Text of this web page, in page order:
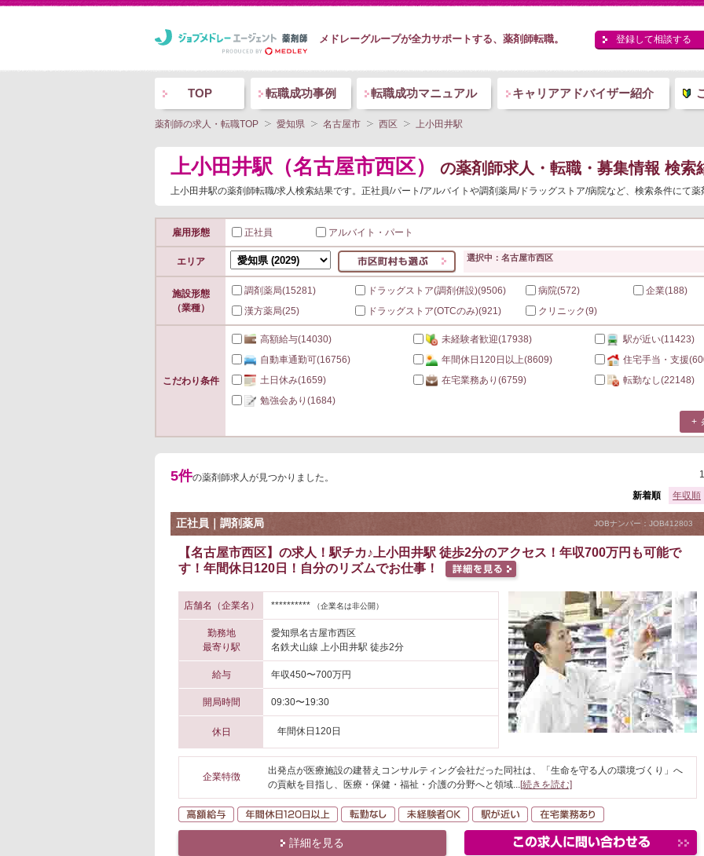
メドレーグループが全力サポートする、薬剤師転職。 登録して相談する
TOP 転職成功事例 転職成功マニュアル キャリアアドバイザー紹介
薬剤師の求人・転職TOP 愛知県 名古屋市 西区 上小田井駅
上小田井駅（名古屋市西区） の薬剤師求人・転職・募集情報 検索
上小田井駅の薬剤師転職/求人検索結果です。正社員/パート/アルバイトや調剤薬局/ドラッグストア/病院など、検索条件にて薬
雇用形態 正社員 アルバイト・パート
エリア 選択中：名古屋市西区
施設形態
（業種）
調剤薬局(15281) ドラッグストア(調剤併設)(9506) 病院(572) 企業(188)
漢方薬局(25) ドラッグストア(OTCのみ)(921) クリニック(9)
こだわり条件
高額給与(14030) 未経験者歓迎(17938) 駅が近い(11423)
自動車通勤可(16756) 年間休日120日以上(8609) 住宅手当・支援
土日休み(1659) 在宅業務あり (6759) 転勤なし(22148)
勉強会あり (1684)
5件の薬剤師求人が見つかりました。
1
年収順
新着順
正社員｜調剤薬局 JOBナンバー：JOB412803
【名古屋市西区】の求人！駅チカ♪上小田井駅 徒歩2分のアクセス！年収700万円も可能で
す！年間休日120日！自分のリズムでお仕事！
店舗名（企業名） ********** （企業名は非公開）
勤務地
最寄り駅
愛知県名古屋市西区
名鉄犬山線 上小田井駅 徒歩2分
給与 年収450〜700万円
開局時間 09:30〜19:30
休日 年間休日120日
企業特徴
出発点が医療施設の建替えコンサルティング会社だった同社は、「生命を守る人の環境づくり」へ
の貢献を目指し、医療・保健・福祉・介護の分野へと領域...[続きを読む]
高額給与 年間休日120日以上
転勤なし 未経験者OK 駅が近い
詳細を見る